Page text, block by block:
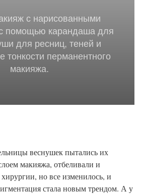
с нарисованными
помощью карандаша для
для ресниц, теней и
тонкости перманентного
макияжа.
веснушек пытались их
макияжа, отбеливали и
но все изменилось, и
стала новым трендом. А у